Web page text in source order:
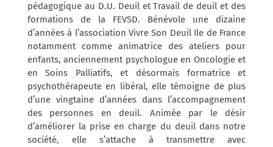
pédagogique au D.U. Deuil et Travail de deuil et des
formations de la FEVSD. Bénévole une dizaine
d’années à l’association Vivre Son Deuil Ile de France
notamment comme animatrice des ateliers pour
enfants, anciennement psychologue en Oncologie et
en Soins Palliatifs, et désormais formatrice et
psychothérapeute en libéral, elle témoigne de plus
d’une vingtaine d’années dans l’accompagnement
des personnes en deuil. Animée par le désir
d’améliorer la prise en charge du deuil dans notre
société, elle s’attache à transmettre avec